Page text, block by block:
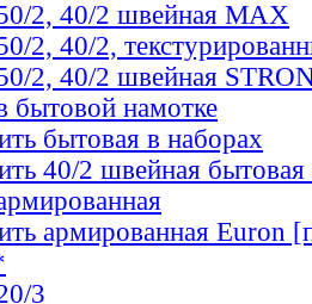
2, 40/2 швейная МАХ
2, 40/2,
2, 40/2 швейная
бытовой намотке
бытовая в наборах
40/2 швейная бытовая
армированная Euron
3